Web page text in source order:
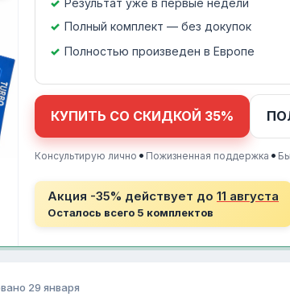
Полный комплект — без докупок
Полностью произведен в Европе
КУПИТЬ СО СКИДКОЙ 35%
Консультирую лично • Пожизненная поддержка •
Акция -35% действует до 11 августа
Осталось всего 5 комплектов
29 января